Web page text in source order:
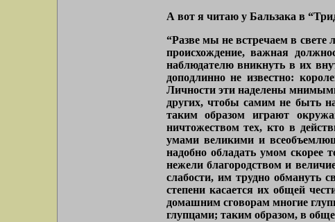
А вот я читаю у Бальзака в
“Разве мы не встречаем в
происхождение, важная
наблюдателю вникнуть в их
доподлинно не известно:
Личности эти наделены
других, чтобы самим не быть
таким образом играют
ничтожеством тех, кто в
умами великими и
надобно обладать умом скорее
нежели благородством и
слабости, им трудно обмануть
степени касается их общей
домашним сговорам многие
глупцами; таким образом, в